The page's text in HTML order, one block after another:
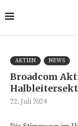
AKTIEN NEWS
Broadcom
22. Juli 2024